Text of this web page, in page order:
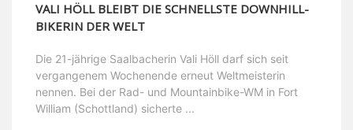
VALI HÖLL BLEIBT DIE SCHNELLSTE DOWNHILL-
BIKERIN DER WELT
Die 21-jährige Saalbacherin Vali Höll darf sich seit
vergangenem Wochenende erneut Weltmeisterin
nennen. Bei der Rad- und Mountainbike-WM in Fort
William (Schottland) sicherte ...